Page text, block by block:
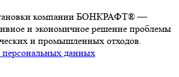
компании БОНКРАФТ® —
и экономичное решение проблемы
и промышленных отходов.
данных